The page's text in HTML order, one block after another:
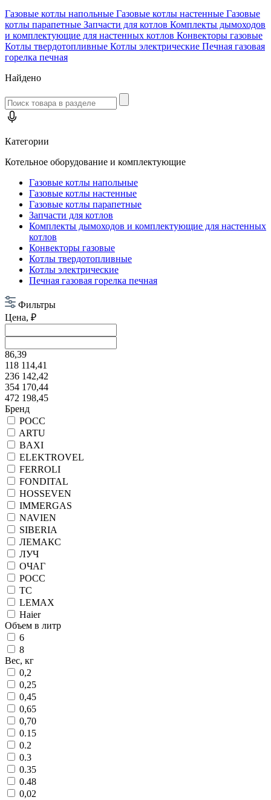
Газовые котлы напольные Газовые котлы настенные Газовые
котлы парапетные Запчасти для котлов Комплекты дымоходов
и комплектующие для настенных котлов Конвекторы газовые
Котлы твердотопливные Котлы электрические Печная газовая
горелка печная
Найдено
Категории
Котельное оборудование и комплектующие
Газовые котлы напольные
Газовые котлы настенные
Газовые котлы парапетные
Запчасти для котлов
Комплекты дымоходов и комплектующие для настенных
котлов
Конвекторы газовые
Котлы твердотопливные
Котлы электрические
Печная газовая горелка печная
Фильтры
Цена, ₽
86,39
118 114,41
236 142,42
354 170,44
472 198,45
Бренд
РОСС
ARTU
BAXI
ELEKTROVEL
FERROLI
FONDITAL
HOSSEVEN
IMMERGAS
NAVIEN
SIBERIA
ЛЕМАКС
ЛУЧ
ОЧАГ
РОСС
ТС
LEMAX
Haier
Объем в литр
6
8
Вес, кг
0,2
0,25
0,45
0,65
0,70
0.15
0.2
0.3
0.35
0.48
0,02